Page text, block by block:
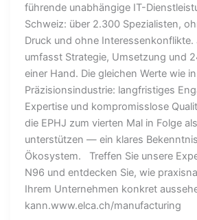
führende unabhängige IT-
Schweiz: über 2.300 Spezialisten,
Druck und ohne Interessenkonflikte.
umfasst Strategie, Umsetzung und
einer Hand. Die gleichen Werte wie
Präzisionsindustrie: langfristiges
Expertise und kompromisslose
die EPHJ zum vierten Mal in Folge
unterstützen — ein klares
Ökosystem. Treffen Sie unsere
N96 und entdecken Sie, wie
Ihrem Unternehmen konkret
kann.www.elca.ch/manufacturing